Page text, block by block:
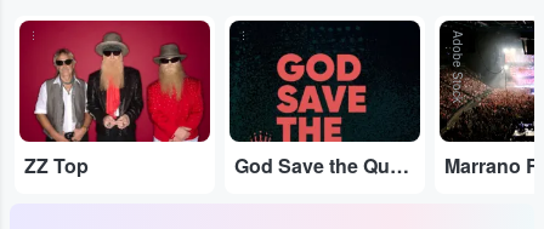
...
ZZ Top
...
God Save the Queen
Adobe Stock
Marrano